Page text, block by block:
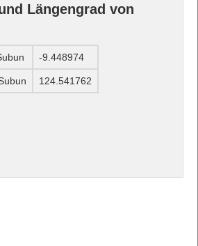
Längengrad von
-9.448974
124.541762